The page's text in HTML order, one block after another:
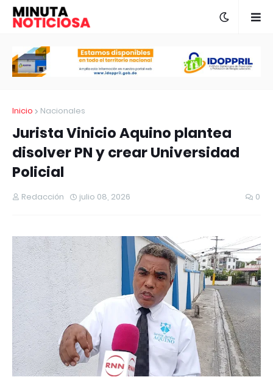
Inicio Nacionales
Jurista Vinicio Aquino plantea
disolver PN y crear Universidad
Policial
Redacción julio 08, 2026 0